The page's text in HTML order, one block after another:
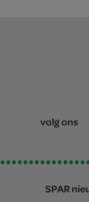
volg ons
SPAR